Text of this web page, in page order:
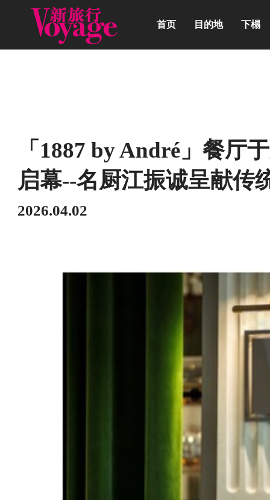
首页 目的地 下榻
「1887 by André」餐厅
启幕--名厨江振诚呈献传
2026.04.02